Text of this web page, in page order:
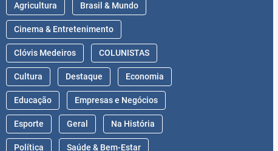
Agricultura Brasil & Mundo
Cinema & Entretenimento
Clóvis Medeiros COLUNISTAS
Cultura Destaque Economia
Educação Empresas e Negócios
Esporte Geral Na História
Política Saúde & Bem-Estar